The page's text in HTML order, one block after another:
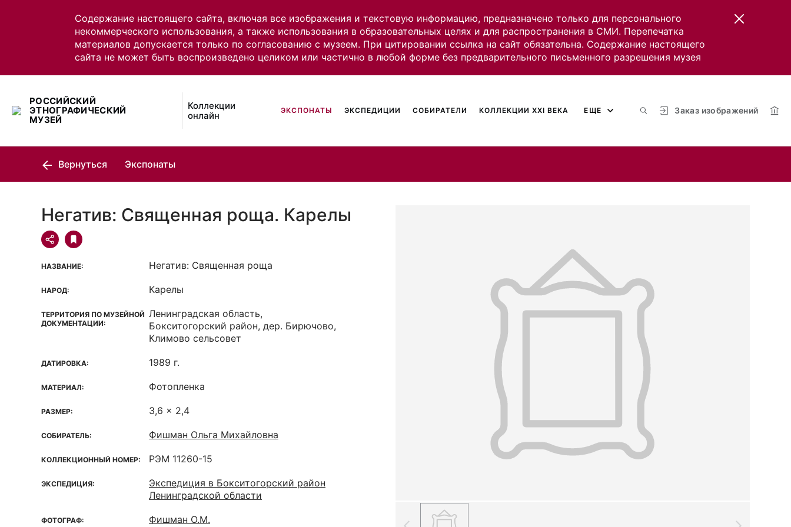
Содержание настоящего сайта, включая все изображения и текстовую информацию, предназначено только для персонального
некоммерческого использования, а также использования в образовательных целях и для распространения в СМИ. Перепечатка
материалов допускается только по согласованию с музеем. При цитировании ссылка на сайт обязательна. Содержание настоящего
сайта не может быть воспроизведено целиком или частично в любой форме без предварительного письменного разрешения музея
РОССИЙСКИЙ
ЭТНОГРАФИЧЕСКИЙ
МУЗЕЙ
Коллекции
онлайн
Заказ изображений
ЭКСПОНАТЫ ЭКСПЕДИЦИИ СОБИРАТЕЛИ КОЛЛЕКЦИИ XXI ВЕКА ЕЩЕ
Вернуться Экспонаты
Негатив: Священная роща. Карелы
НАЗВАНИЕ: Негатив: Священная роща
НАРОД: Карелы
ТЕРРИТОРИЯ ПО МУЗЕЙНОЙ
ДОКУМЕНТАЦИИ:
Ленинградская область,
Бокситогорский район, дер. Бирючово,
Климово сельсовет
ДАТИРОВКА: 1989 г.
МАТЕРИАЛ: Фотопленка
РАЗМЕР: 3,6 x 2,4
СОБИРАТЕЛЬ: Фишман Ольга Михайловна
КОЛЛЕКЦИОННЫЙ НОМЕР: РЭМ 11260-15
ЭКСПЕДИЦИЯ:
Экспедиция в Бокситогорский район
Ленинградской области
ФОТОГРАФ: Фишман О.М.